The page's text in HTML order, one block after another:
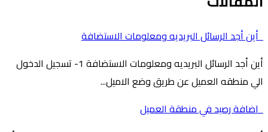
أين أجد الرسائل البريديه ومعلومات الاستضافة
أين أجد الرسائل البريديه ومعلومات الاستضافة 1- تسجيل الدخول
الي منطقه العميل عن طريق وضع الاميل...
اضافة رصيد في منطقة العميل